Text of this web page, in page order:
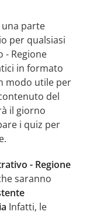
parte
per qualsiasi
- Regione
in formato
modo utile per
del
il giorno
i quiz per
- Regione
saranno
Infatti, le